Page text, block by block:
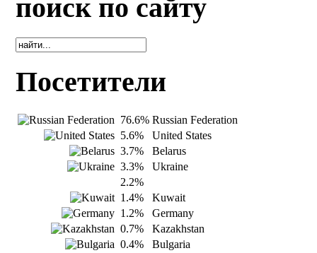
поиск по сайту
Посетители
76.6% Russian Federation
5.6%
United States
3.7%
Belarus
3.3%
Ukraine
2.2%
1.4%
Kuwait
1.2%
Germany
0.7%
Kazakhstan
0.4%
Bulgaria